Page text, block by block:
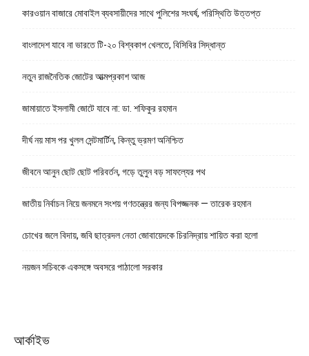
কারওয়ান বাজারে মোবাইল ব্যবসায়ীদের সাথে পুলিশের সংঘর্ষ, পরিস্থিতি উত্তপ্ত
বাংলাদেশ যাবে না ভারতে টি-২০ বিশ্বকাপ খেলতে, বিসিবির সিদ্ধান্ত
নতুন রাজনৈতিক জোটের আত্মপ্রকাশ আজ
জামায়াতে ইসলামী জোটে যাবে না: ডা. শফিকুর রহমান
দীর্ঘ নয় মাস পর খুলল সেন্টমার্টিন, কিন্তু ভ্রমণ অনিশ্চিত
জীবনে আনুন ছোট ছোট পরিবর্তন, গড়ে তুলুন বড় সাফল্যের পথ
জাতীয় নির্বাচন নিয়ে জনমনে সংশয় গণতন্ত্রের জন্য বিপজ্জনক — তারেক রহমান
চোখের জলে বিদায়, জবি ছাত্রদল নেতা জোবায়েদকে চিরনিদ্রায় শায়িত করা হলো
নয়জন সচিবকে একসঙ্গে অবসরে পাঠালো সরকার
আর্কাইভ